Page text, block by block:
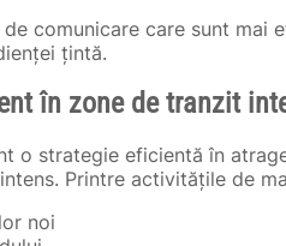
comunicare care sunt mai
țintă.
în zone de tranzit
o strategie eficientă în
Printre activitățile de
noi